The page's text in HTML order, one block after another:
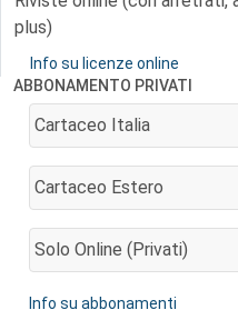
plus)
Info su licenze online
ABBONAMENTO PRIVATI
Cartaceo Italia
AGGIUNGI AL CARRELLO
Cartaceo Estero
AGGIUNGI AL CARRELLO
Solo Online (privati)
AGGIUNGI AL CARRELLO
Info su abbonamenti